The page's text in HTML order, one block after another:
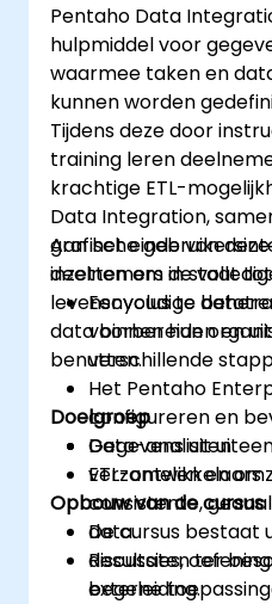
bedrijfsinsights te
De beste
betrekking tot het
en het oplossen
problemen.
Pentaho Data
hulpmiddel voor
waarmee taken en
kunnen worden
Tijdens deze door
training leren
krachtige ETL-
Data Integration,
grafische
inzetten om de
levenscyclus te
data binnen hun
benutten.
Aan het einde van
deelnemers in staat
Eenvoudige
voorbereiden en
verschillende
Het Pentaho
configureren en
Gegevens uit
verzamelen en
consistente,
data.
Resultaten ter
externe
Doelgroep
Data-analisten
ETL-ontwikkelaars
Opbouw van de cursus
De cursus bestaat
discussies,
begeleiding.